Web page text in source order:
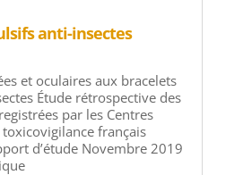
anti-insectes
et oculaires aux bracelets
Étude rétrospective des
par les Centres
français
d’étude Novembre 2019